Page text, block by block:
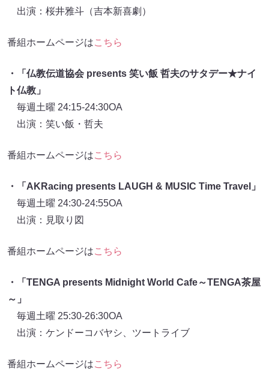
出演：桜井雅斗（吉本新喜劇）
番組ホームページはこちら
・「仏教伝道協会 presents 笑い飯 哲夫のサタデー★ナイ
ト仏教」
毎週土曜 24:15-24:30OA
出演：笑い飯・哲夫
番組ホームページはこちら
・「AKRacing presents LAUGH & MUSIC Time Travel」
毎週土曜 24:30-24:55OA
出演：見取り図
番組ホームページはこちら
・「TENGA presents Midnight World Cafe～TENGA茶屋
～」
毎週土曜 25:30-26:30OA
出演：ケンドーコバヤシ、ツートライブ
番組ホームページはこちら